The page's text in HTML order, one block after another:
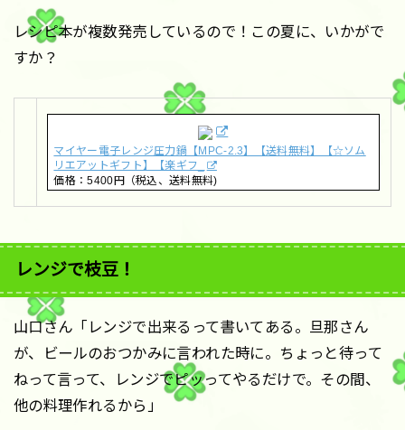
レシピ本が複数発売しているので！この夏に、いかがで
すか？
マイヤー電子レンジ圧力鍋【MPC-2.3】【送料無料】【☆ソム
リエアットギフト】【楽ギフ_
価格：5400円（税込、送料無料)
レンジで枝豆！
山口さん「レンジで出来るって書いてある。旦那さん
が、ビールのおつかみに言われた時に。ちょっと待って
ねって言って、レンジでピッってやるだけで。その間、
他の料理作れるから」